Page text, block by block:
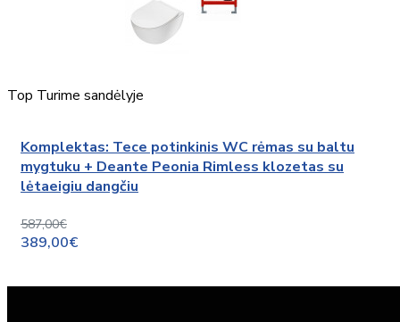
Top Turime sandėlyje
Komplektas: Tece potinkinis WC rėmas su baltu
mygtuku + Deante Peonia Rimless klozetas su
lėtaeigiu dangčiu
587,00€
389,00€